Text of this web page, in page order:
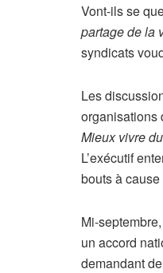
Vont-ils se
partage de la
syndicats
Les
organisations
Mieux vivre
L’exécutif
bouts à
Mi-
un accord
demandant